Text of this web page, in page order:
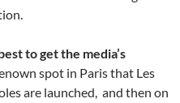
to get the media’s
spot in Paris that Les
are launched, and then on